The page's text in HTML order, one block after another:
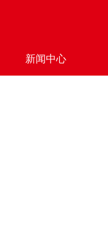
新闻中心